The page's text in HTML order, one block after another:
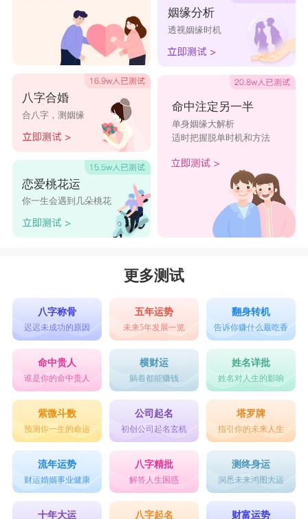
八字合婚
合八字，测姻缘
恋爱桃花运
你一生会遇到几朵桃花
姻缘分析
透视姻缘时机
命中注定另一半
单身姻缘大解析
适时把握脱单时机和方法
更多测试
八字称骨
迟迟未成功的原因
五年运势
未来5年发展一览
翻身转机
告诉你赚什么最吃香
命中贵人
谁是你的命中贵人
横财运
躺着都能赚钱
姓名详批
姓名对人生的影响
紫微斗数
预测你一生的命运
公司起名
初创公司起名玄机
塔罗牌
指引你的未来人生
流年运势
财运婚姻事业健康
八字精批
解答人生困惑
测终身运
洞悉未来鸿图大运
十年大运 八字起名 财富运势